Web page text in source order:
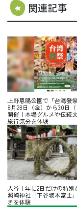
関連記事
上野恩賜公園で「台湾發
8月28日（金）から30日
開催｜本場グルメや伝統
旅行気分を体験
入谷｜年に2日だけの特別
照崎神社「下谷坂本富士
きを体験